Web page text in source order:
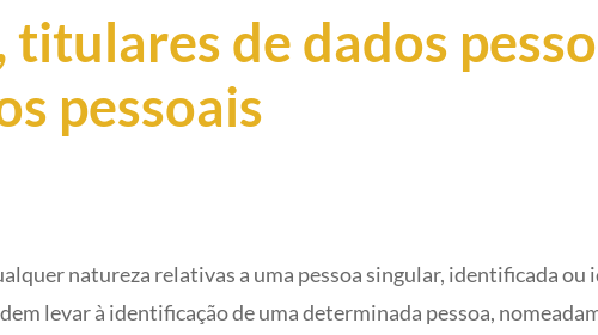
titulares de dados
pessoais
natureza relativas a uma pessoa singular, identificada
levar à identificação de uma determinada pessoa,